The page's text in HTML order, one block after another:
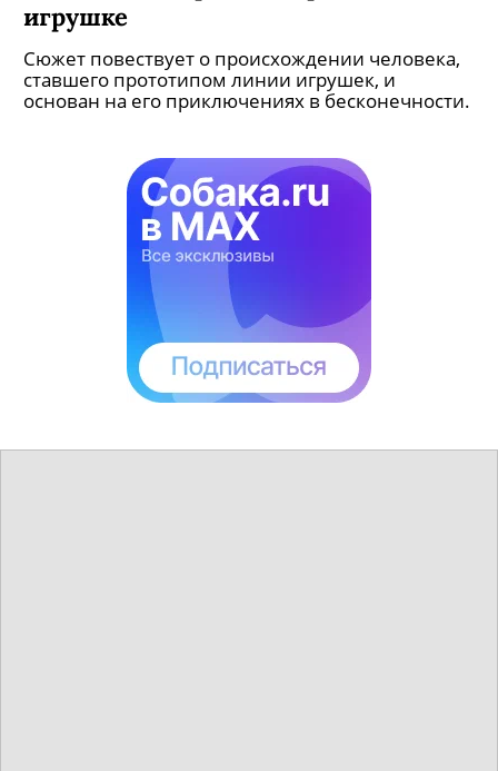
игрушке
Сюжет повествует о происхождении человека,
ставшего прототипом линии игрушек, и
основан на его приключениях в бесконечности.